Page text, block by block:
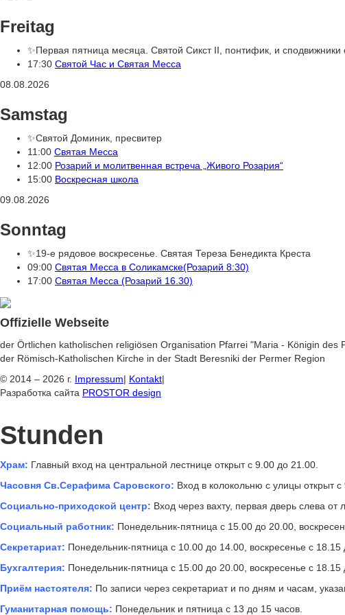
Freitag
✨Первая пятница месяца. Святой Сикст II, понтифик, и сподвижники
17:30 Святой Час и Святая Месса
08.08.2026
Samstag
✨Святой Доминик, пресвитер
11:00 Святая Месса
12:00 Розарий и молитвенная встреча „Живого Розария“
15:00 Воскресная школа
09.08.2026
Sonntag
✨19-е рядовое воскресенье. Святая Тереза Бенедикта Креста
09:00 Святая Месса в Соликамске(Розарий 8:30)
17:00 Святая Месса (Розарий 16.30)
Offizielle Webseite
der Örtlichen katholischen religiösen Organisation Pfarrei "Maria - Königin des
der Römisch-Katholischen Kirche in der Stadt Beresniki der Permer Region
© 2014 – 2026 г. Impressum| Kontakt|
Разработка сайта PROSTOR design
Stunden
Храм: Главный вход на центральной лестнице открыт с 9.00 до 21.00.
Часовня Св.Серафима Саровского: Вход в колокольню с улицы открыт
Социально-приходской центр: Вход через вахту, первая дверь слева от
Социальный работник: Понедельник-пятница с 15.00 до 20.00,
Секретариат: Понедельник-пятница с 10.00 до 14.00, воскресенье с 18.15
Бухгалтерия: Понедельник-пятница с 15.00 до 20.00, воскресенье с 18.15
Приём настоятеля: По записи через секретариат и по дням и часам,
Гуманитарная помощь: Понедельник и пятница с 13 до 15 часов.